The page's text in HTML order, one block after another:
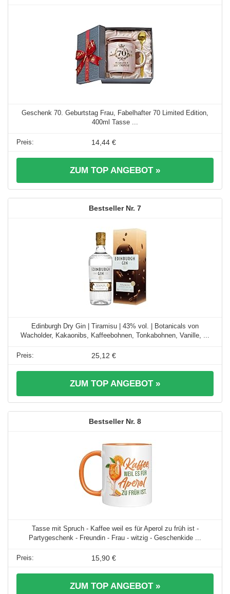
Geschenk 70. Geburtstag Frau, Fabelhafter 70 Limited Edition,
400ml Tasse ...
14,44 €
ZUM TOP ANGEBOT »
7
Edinburgh Dry Gin | Tiramisu | 43% vol. | Botanicals von
Wacholder, Kakaonibs, Kaffeebohnen, Tonkabohnen, Vanille, ...
25,12 €
ZUM TOP ANGEBOT »
8
Tasse mit Spruch - Kaffee weil es für Aperol zu früh ist -
Partygeschenk - Freundin - Frau - witzig - Geschenkide ...
15,90 €
ZUM TOP ANGEBOT »